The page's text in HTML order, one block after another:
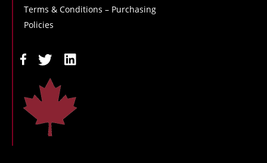
Terms & Conditions – Purchasing
Policies